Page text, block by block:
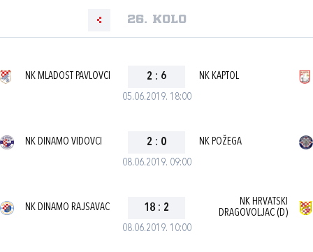
26. kolo
05.06.2019. 18:00
NK MLADOST PAVLOVCI 2 : 6 NK KAPTOL
08.06.2019. 09:00
NK DINAMO VIDOVCI 2 : 0 NK POŽEGA
08.06.2019. 10:00
NK DINAMO RAJSAVAC 18 : 2
NK HRVATSKI
DRAGOVOLJAC (D)